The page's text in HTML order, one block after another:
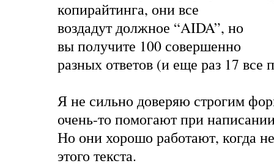
копирайтинга, они все
воздадут должное “AIDA”, но
вы получите 100 совершенно
разных ответов (и еще раз 17 все
Я не сильно доверяю строгим
очень-то помогают при
Но они хорошо работают, когда
этого текста.